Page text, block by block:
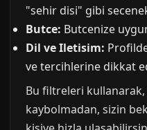
"sehir disi" gibi
Butce: Butcenize
Dil ve Iletisim:
ve tercihlerine dikkat
Bu filtreleri
kaybolmadan, sizin